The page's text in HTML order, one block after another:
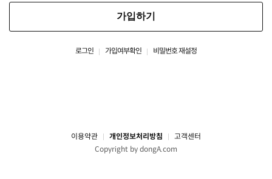
가입하기
로그인 가입여부확인 비밀번호 재설정
이용약관 개인정보처리방침
고객센터
Copyright by dongA.com